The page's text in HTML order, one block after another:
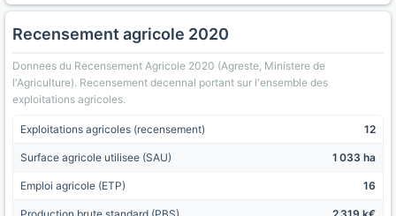
Recensement agricole 2020
Donnees du Recensement Agricole 2020 (Agreste, Ministere de
l'Agriculture). Recensement decennal portant sur l'ensemble des
exploitations agricoles.
Exploitations agricoles (recensement) 12
Surface agricole utilisee (SAU) 1 033 ha
Emploi agricole (ETP) 16